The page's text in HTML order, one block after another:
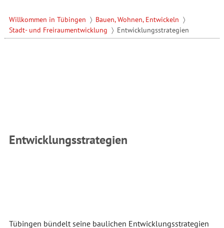
Willkommen in Tübingen
Bauen, Wohnen, Entwickeln
Stadt- und Freiraumentwicklung
Entwicklungsstrategien
Entwicklungsstrategien
Tübingen bündelt seine baulichen Entwicklungsstrategien